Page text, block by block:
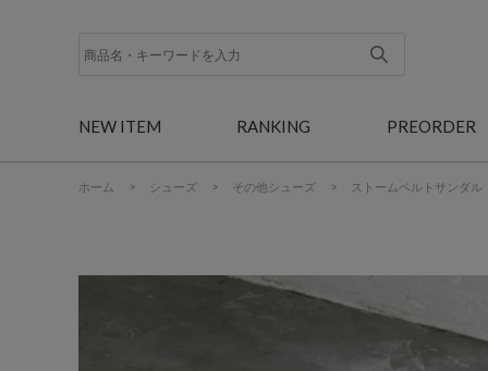
NEW ITEM RANKING PREORDER
ホーム > シューズ > その他シューズ > ストームベルトサンダル